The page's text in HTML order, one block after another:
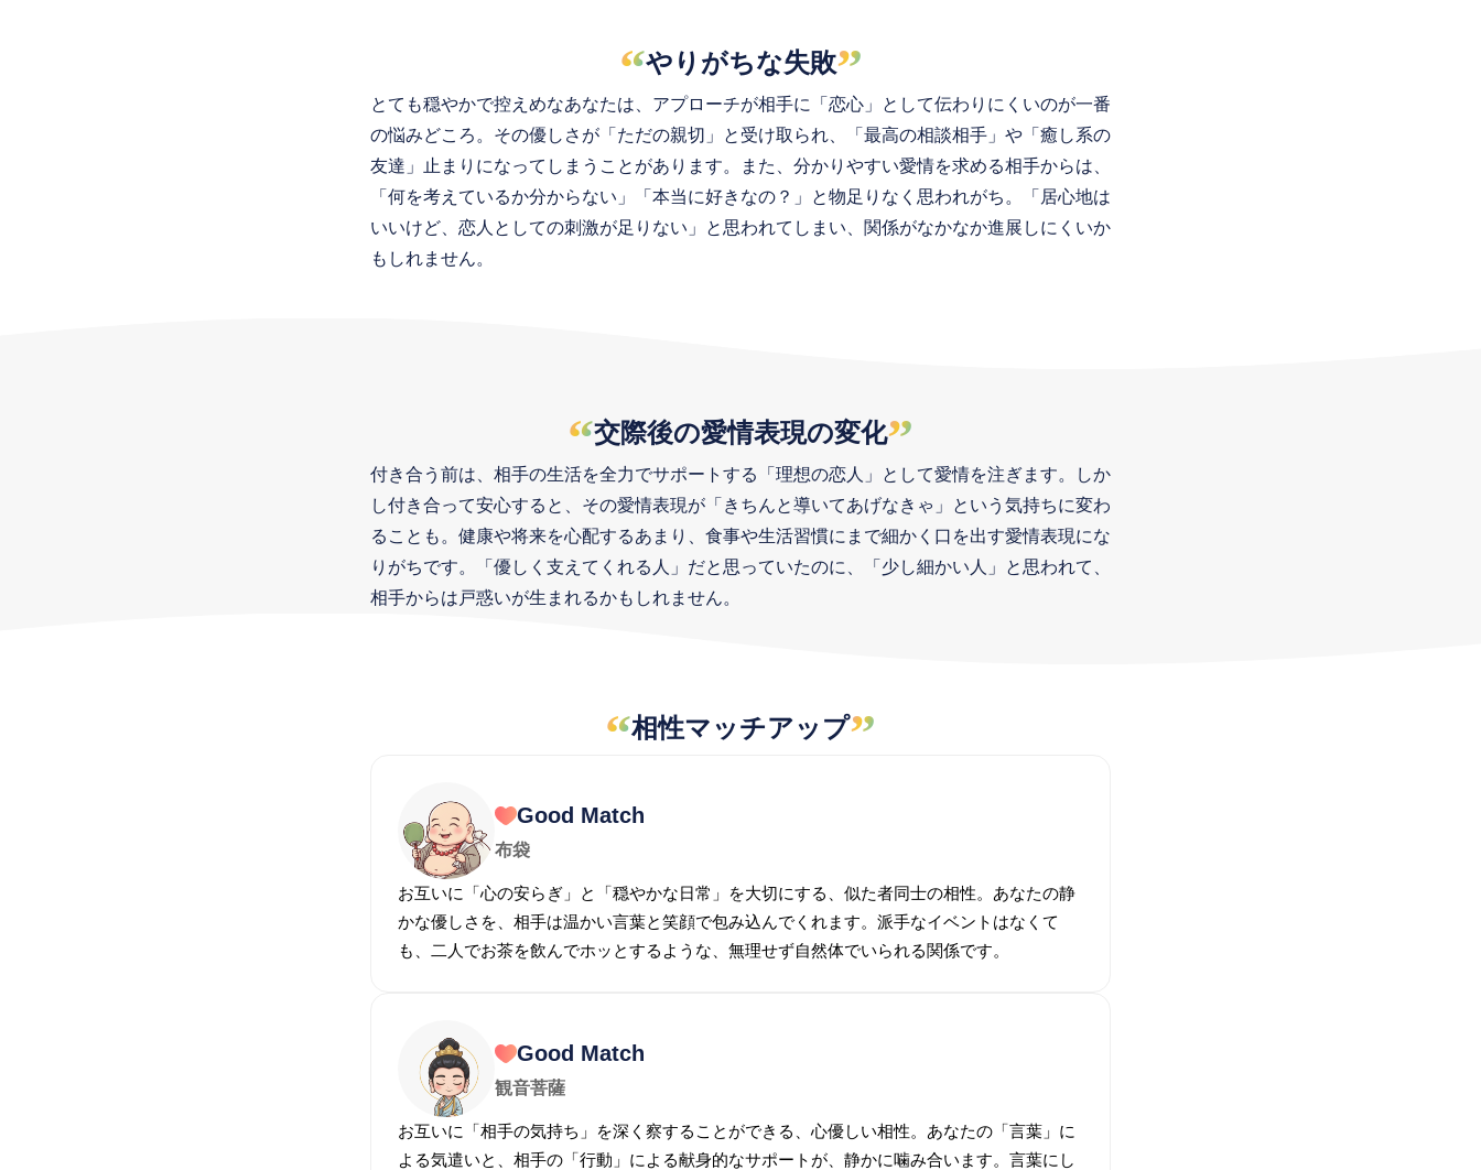
“やりがちな失敗”
とても穏やかで控えめなあなたは、アプローチが相手に「恋心」として伝わりにくいのが一番
の悩みどころ。その優しさが「ただの親切」と受け取られ、「最高の相談相手」や「癒し系の
友達」止まりになってしまうことがあります。また、分かりやすい愛情を求める相手からは、
「何を考えているか分からない」「本当に好きなの？」と物足りなく思われがち。「居心地は
いいけど、恋人としての刺激が足りない」と思われてしまい、関係がなかなか進展しにくいか
もしれません。
“交際後の愛情表現の変化”
付き合う前は、相手の生活を全力でサポートする「理想の恋人」として愛情を注ぎます。しか
し付き合って安心すると、その愛情表現が「きちんと導いてあげなきゃ」という気持ちに変わ
ることも。健康や将来を心配するあまり、食事や生活習慣にまで細かく口を出す愛情表現にな
りがちです。「優しく支えてくれる人」だと思っていたのに、「少し細かい人」と思われて、
相手からは戸惑いが生まれるかもしれません。
“相性マッチアップ”
Good Match
布袋
お互いに「心の安らぎ」と「穏やかな日常」を大切にする、似た者同士の相性。あなたの静
かな優しさを、相手は温かい言葉と笑顔で包み込んでくれます。派手なイベントはなくて
も、二人でお茶を飲んでホッとするような、無理せず自然体でいられる関係です。
Good Match
観音菩薩
お互いに「相手の気持ち」を深く察することができる、心優しい相性。あなたの「言葉」に
よる気遣いと、相手の「行動」による献身的なサポートが、静かに噛み合います。言葉にし